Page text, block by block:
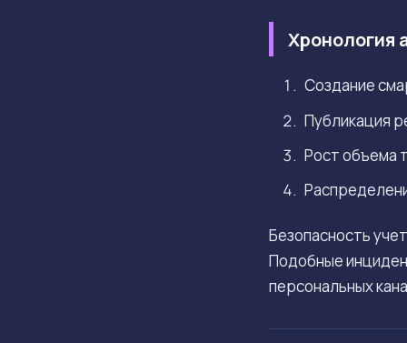
Хронология
Создание
Публикация
Рост объема
Безопасность
Подобные
персональных